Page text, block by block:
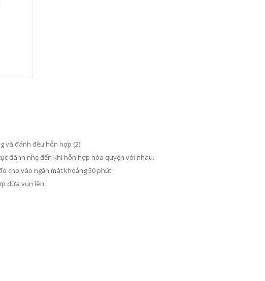
và đánh đều hỗn hợp (2)
đánh nhẹ đến khi hỗn hợp hòa quyện với nhau.
cho vào ngăn mát khoảng 30 phút.
dừa vụn lên.